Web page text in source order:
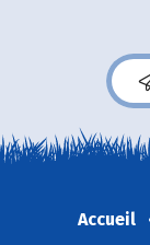
Accueil